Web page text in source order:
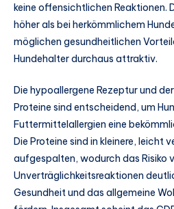
keine offensichtlichen Reaktionen.
höher als bei herkömmlichem
möglichen gesundheitlichen
Hundehalter durchaus attraktiv.
Die hypoallergene Rezeptur und
Proteine sind entscheidend, um
Futtermittelallergien eine
Die Proteine sind in kleinere, leicht
aufgespalten, wodurch das Risiko
Unverträglichkeitsreaktionen
Gesundheit und das allgemeine